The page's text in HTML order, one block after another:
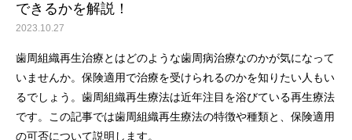
できるかを解説！
2023.10.27
歯周組織再生治療とはどのような歯周病治療なのかが気になって
いませんか。保険適用で治療を受けられるのかを知りたい人もい
るでしょう。歯周組織再生療法は近年注目を浴びている再生療法
です。この記事では歯周組織再生療法の特徴や種類と、保険適用
の可否について説明します。